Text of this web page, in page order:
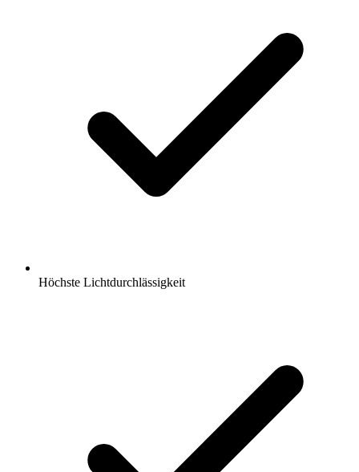
Höchste Lichtdurchlässigkeit